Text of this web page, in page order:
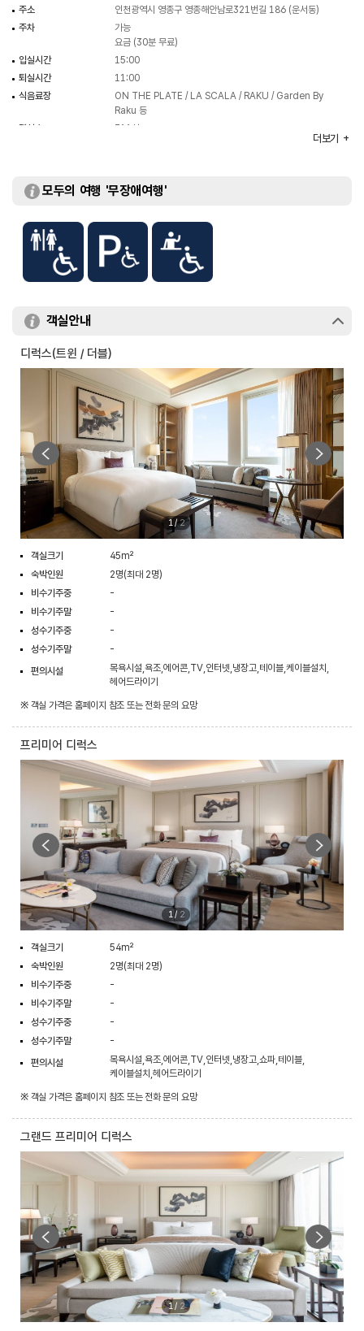
주소
인천광역시 영종구 영종해안남로321번길 186 (운서동)
주차
가능
요금 (30분 무료)
입실시간
15:00
퇴실시간
11:00
식음료장
ON THE PLATE / LA SCALA / RAKU / Garden By
Raku 등
객실수
711실
부대시설
뷰티시설 / 수영장
더보기
모두의 여행 '무장애여행'
객실안내
디럭스(트윈 / 더블)
1 /2
객실크기
45m²
숙박인원
2명(최대 2명)
비수기주중
-
비수기주말
-
성수기주중
-
성수기주말
-
편의시설
목욕시설,욕조,에어콘,TV,인터넷,냉장고,테이블,케이블설치,
헤어드라이기
※ 객실 가격은 홈페이지 참조 또는 전화 문의 요망
프리미어 디럭스
1 / 2
객실크기
54m²
숙박인원
2명(최대 2명)
비수기주중
-
비수기주말
-
성수기주중
-
성수기주말
-
편의시설
목욕시설,욕조,에어콘,TV,인터넷,냉장고,쇼파,테이블,
케이블설치,헤어드라이기
※ 객실 가격은 홈페이지 참조 또는 전화 문의 요망
그랜드 프리미어 디럭스
1 / 2